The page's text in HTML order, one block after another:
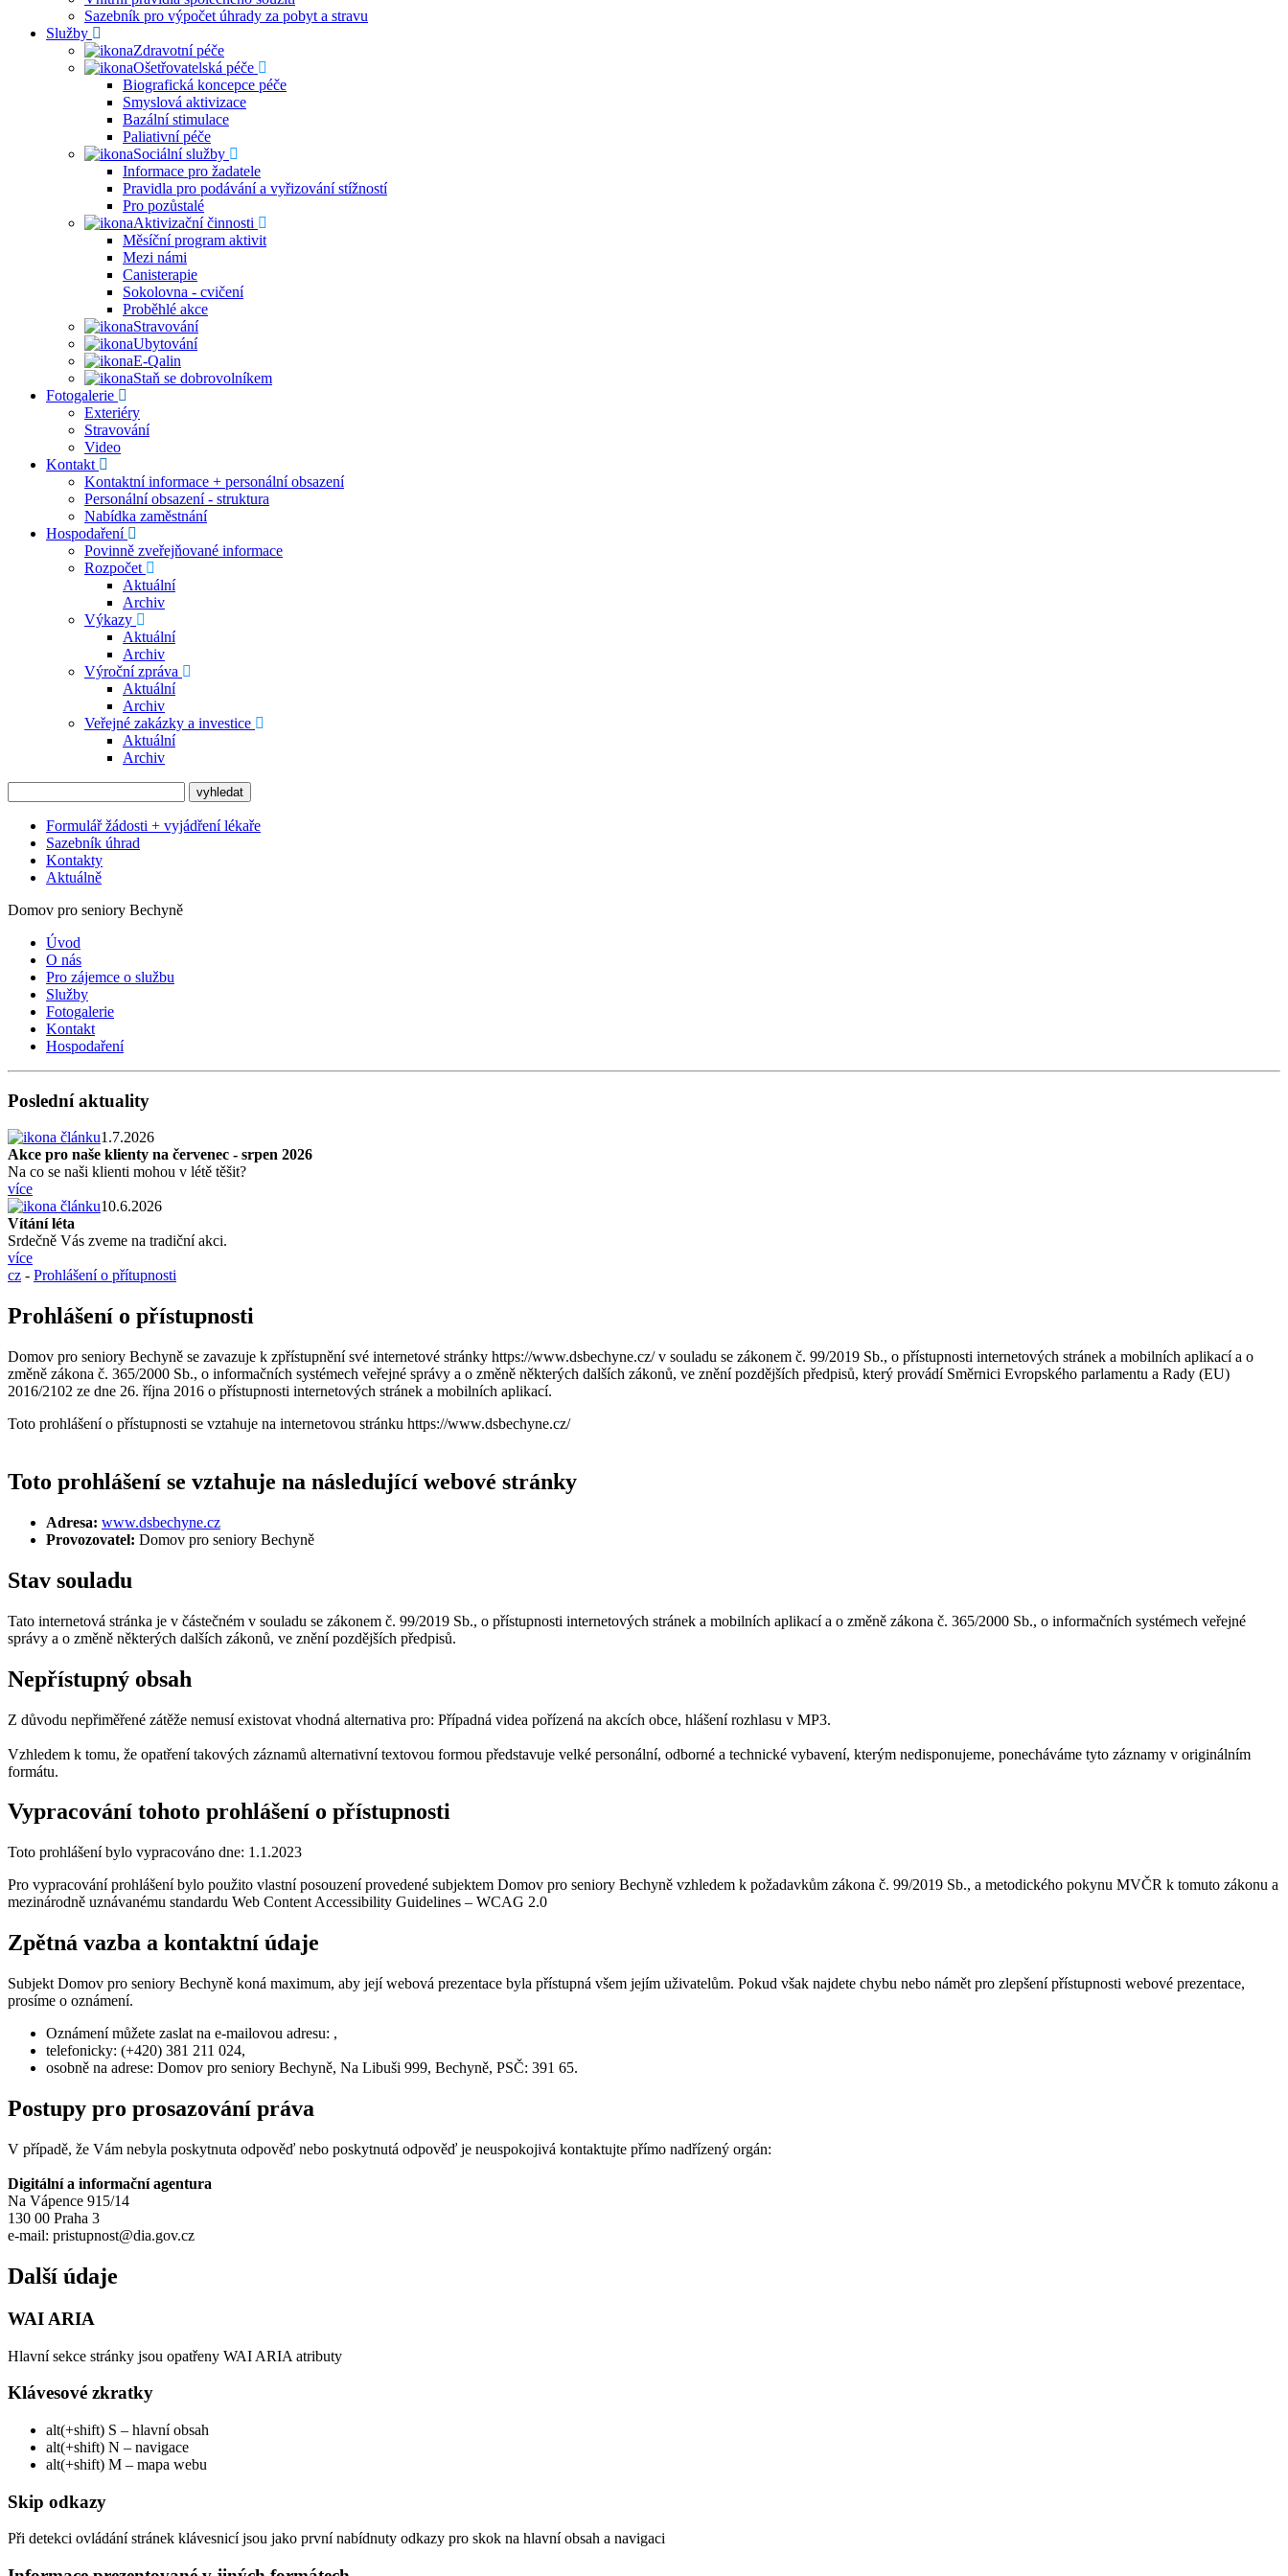
Sazebník pro výpočet úhrady za pobyt a stravu
Služby
Zdravotní péče
Ošetřovatelská péče
Biografická koncepce péče
Smyslová aktivizace
Bazální stimulace
Paliativní péče
Sociální služby
Informace pro žadatele
Pravidla pro podávání a vyřizování stížností
Pro pozůstalé
Aktivizační činnosti
Měsíční program aktivit
Mezi námi
Canisterapie
Sokolovna - cvičení
Proběhlé akce
Stravování
Ubytování
E-Qalin
Staň se dobrovolníkem
Fotogalerie
Exteriéry
Stravování
Video
Kontakt
Kontaktní informace + personální obsazení
Personální obsazení - struktura
Nabídka zaměstnání
Hospodaření
Povinně zveřejňované informace
Rozpočet
Aktuální
Archiv
Výkazy
Aktuální
Archiv
Výroční zpráva
Aktuální
Archiv
Veřejné zakázky a investice
Aktuální
Archiv
Formulář žádosti + vyjádření lékaře
Sazebník úhrad
Kontakty
Aktuálně
Domov pro seniory Bechyně
Úvod
O nás
Pro zájemce o službu
Služby
Fotogalerie
Kontakt
Hospodaření
Poslední aktuality
1.7.2026
Akce pro naše klienty na červenec - srpen 2026
Na co se naši klienti mohou v létě těšit?
více
10.6.2026
Vítání léta
Srdečně Vás zveme na tradiční akci.
více
cz - Prohlášení o přítupnosti
Prohlášení o přístupnosti
Domov pro seniory Bechyně se zavazuje k zpřístupnění své internetové stránky https://www.dsbechyne.cz/ v souladu se zákonem č. 99/2019 Sb., o přístupnosti internetových stránek a mobilních aplikací a o
změně zákona č. 365/2000 Sb., o informačních systémech veřejné správy a o změně některých dalších zákonů, ve znění pozdějších předpisů, který provádí Směrnici Evropského parlamentu a Rady (EU)
2016/2102 ze dne 26. října 2016 o přístupnosti internetových stránek a mobilních aplikací.
Toto prohlášení o přístupnosti se vztahuje na internetovou stránku https://www.dsbechyne.cz/
Toto prohlášení se vztahuje na následující webové stránky
Adresa: www.dsbechyne.cz
Provozovatel: Domov pro seniory Bechyně
Stav souladu
Tato internetová stránka je v částečném v souladu se zákonem č. 99/2019 Sb., o přístupnosti internetových stránek a mobilních aplikací a o změně zákona č. 365/2000 Sb., o informačních systémech veřejné
správy a o změně některých dalších zákonů, ve znění pozdějších předpisů.
Nepřístupný obsah
Z důvodu nepřiměřené zátěže nemusí existovat vhodná alternativa pro: Případná videa pořízená na akcích obce, hlášení rozhlasu v MP3.
Vzhledem k tomu, že opatření takových záznamů alternativní textovou formou představuje velké personální, odborné a technické vybavení, kterým nedisponujeme, ponecháváme tyto záznamy v originálním
formátu.
Vypracování tohoto prohlášení o přístupnosti
Toto prohlášení bylo vypracováno dne: 1.1.2023
Pro vypracování prohlášení bylo použito vlastní posouzení provedené subjektem Domov pro seniory Bechyně vzhledem k požadavkům zákona č. 99/2019 Sb., a metodického pokynu MVČR k tomuto zákonu a
mezinárodně uznávanému standardu Web Content Accessibility Guidelines – WCAG 2.0
Zpětná vazba a kontaktní údaje
Subjekt Domov pro seniory Bechyně koná maximum, aby její webová prezentace byla přístupná všem jejím uživatelům. Pokud však najdete chybu nebo námět pro zlepšení přístupnosti webové prezentace,
prosíme o oznámení.
Oznámení můžete zaslat na e-mailovou adresu: ,
telefonicky: (+420) 381 211 024,
osobně na adrese: Domov pro seniory Bechyně, Na Libuši 999, Bechyně, PSČ: 391 65.
Postupy pro prosazování práva
V případě, že Vám nebyla poskytnuta odpověď nebo poskytnutá odpověď je neuspokojivá kontaktujte přímo nadřízený orgán:
Digitální a informační agentura
Na Vápence 915/14
130 00 Praha 3
e-mail: pristupnost@dia.gov.cz
Další údaje
WAI ARIA
Hlavní sekce stránky jsou opatřeny WAI ARIA atributy
Klávesové zkratky
alt(+shift) S – hlavní obsah
alt(+shift) N – navigace
alt(+shift) M – mapa webu
Skip odkazy
Při detekci ovládání stránek klávesnicí jsou jako první nabídnuty odkazy pro skok na hlavní obsah a navigaci